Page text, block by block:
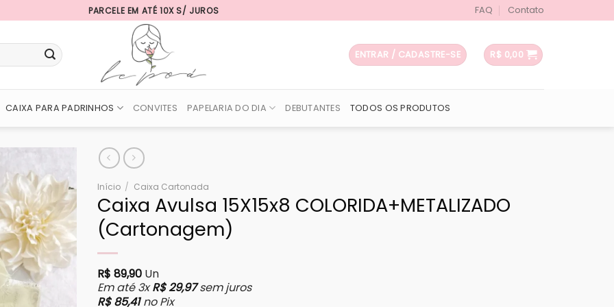
PARCELE EM ATÉ 10X S/ JUROS FAQ Contato
ENTRAR / CADASTRE-SE R$ 0,00
CAIXA PARA PADRINHOS CONVITES PAPELARIA DO DIA DEBUTANTES TODOS OS PRODUTOS
Início / Caixa Cartonada
Caixa Avulsa 15X15x8 COLORIDA+METALIZADO
(Cartonagem)
R$ 89,90Un
Em até 3xR$29,97sem juros
R$85,41 no Pix